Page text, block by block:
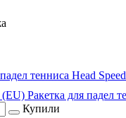
тенниса Head
Ракетка для падел
Купили